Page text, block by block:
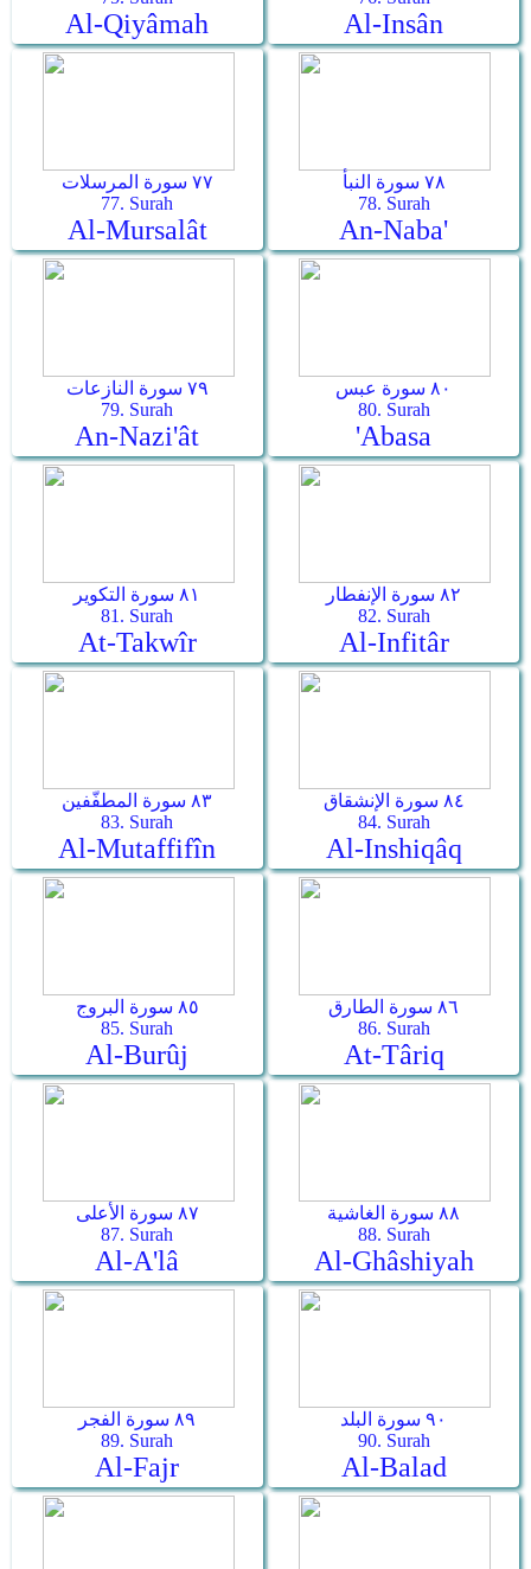
Al-Qiyâmah Al-Insân
٧٧ سورة المرسلات
77. Surah
Al-Mursalât
٧٨ سورة النبأ
78. Surah
An-Naba'
٧٩ سورة النازعات
79. Surah
An-Nazi'ât
٨٠ سورة عبس
80. Surah
'Abasa
٨١ سورة التكوير
81. Surah
At-Takwîr
٨٢ سورة الإنفطار
82. Surah
Al-Infitâr
٨٣ سورة المطفّفين
83. Surah
Al-Mutaffifîn
٨٤ سورة الإنشقاق
84. Surah
Al-Inshiqâq
٨٥ سورة البروج
85. Surah
Al-Burûj
٨٦ سورة الطارق
86. Surah
At-Târiq
٨٧ سورة الأعلى
87. Surah
Al-A'lâ
٨٨ سورة الغاشية
88. Surah
Al-Ghâshiyah
٨٩ سورة الفجر
89. Surah
Al-Fajr
٩٠ سورة البلد
90. Surah
Al-Balad